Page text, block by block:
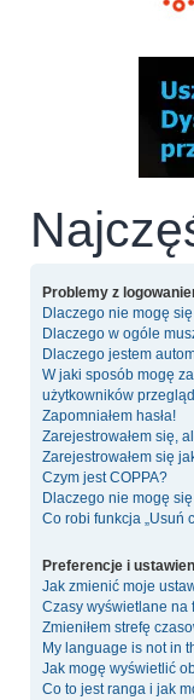
Problemy z
Dlaczego nie mogę
Dlaczego w ogóle
Dlaczego jestem
W jaki sposób mogę
użytkowników
Zapomniałem hasła!
Zarejestrowałem się,
Zarejestrowałem się
Czym jest COPPA?
Dlaczego nie mogę
Co robi funkcja „Usuń
Preferencje i
Jak zmienić moje
Czasy wyświetlane na
Zmieniłem strefę
My language is not in
Jak mogę wyświetlić
Co to jest ranga i jak